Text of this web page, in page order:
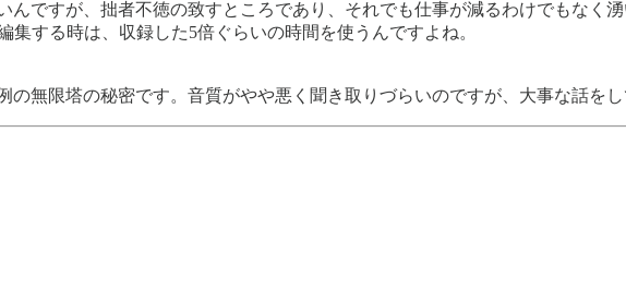
ですが、拙者不徳の致すところであり、それでも仕事が減るわけでもなく
する時は、収録した5倍ぐらいの時間を使うんですよね。
無限塔の秘密です。音質がやや悪く聞き取りづらいのですが、大事な話を